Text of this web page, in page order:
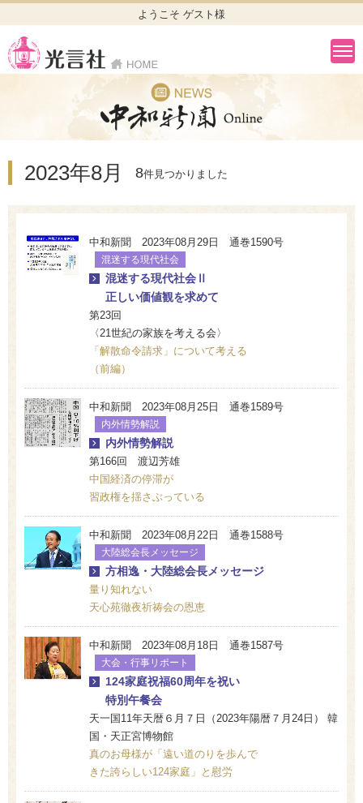
ようこそ ゲスト様
2023年8月 8件見つかりました
中和新聞 2023年08月29日 通巻1590号
混迷する現代社会
混迷する現代社会Ⅱ
正しい価値観を求めて
第23回
〈21世紀の家族を考える会〉
「解散命令請求」について考える
（前編）
中和新聞 2023年08月25日 通巻1589号
内外情勢解説
内外情勢解説
第166回 渡辺芳雄
中国経済の停滞が
習政権を揺さぶっている
中和新聞 2023年08月22日 通巻1588号
大陸総会長メッセージ
方相逸・大陸総会長メッセージ
量り知れない
天心苑徹夜祈祷会の恩恵
中和新聞 2023年08月18日 通巻1587号
大会・行事リポート
124家庭祝福60周年を祝い
特別午餐会
天一国11年天暦６月７日（2023年陽暦７月24日） 韓
国・天正宮博物館
真のお母様が「遠い道のりを歩んで
きた誇らしい124家庭」と慰労